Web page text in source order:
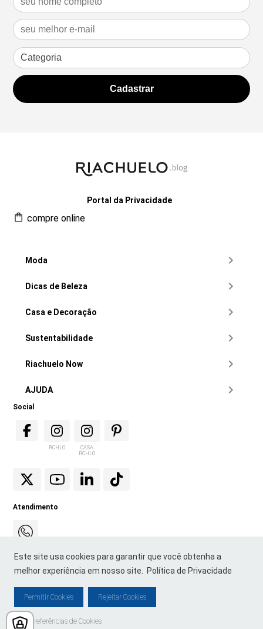
Este site usa cookies para garantir que você obtenha a
melhor experiência em nosso site. Política de Privacidade
Permitir Cookies Rejeitar Cookies
Preferências de Cookies
Portal da Privacidade
compre online
Moda
Dicas de Beleza
Casa e Decoração
Sustentabilidade
Riachuelo Now
AJUDA
Social
RCHLO
CASA
RCHLO
Atendimento
© Copyright 2021. Todos os direitos reservados. Lojas Riachuelo S/A - Blog